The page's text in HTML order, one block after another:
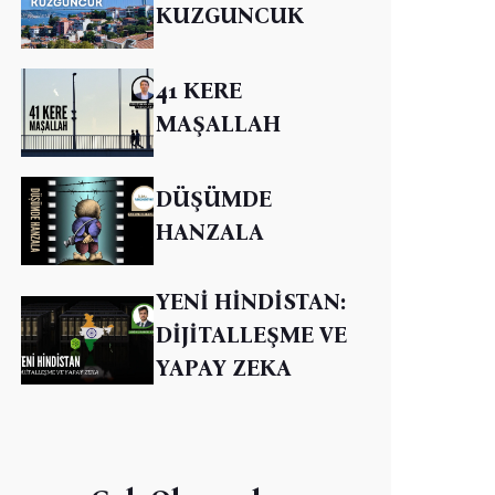
KUZGUNCUK
41 KERE
MAŞALLAH
DÜŞÜMDE
HANZALA
YENİ HİNDİSTAN:
DİJİTALLEŞME VE
YAPAY ZEKA